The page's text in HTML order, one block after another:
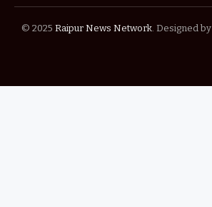
© 2025 Raipur News Network. Designed by